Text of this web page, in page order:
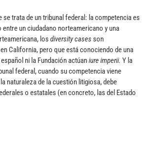
trata de un tribunal federal: la competencia es
un ciudadano norteamericano y una
los diversity cases son
California, pero que está conociendo de una
ni la Fundación actúaniure imperii. Y la
federal, cuando su competencia viene
naturaleza de la cuestión litigiosa, debe
o estatales (en concreto, las del Estado